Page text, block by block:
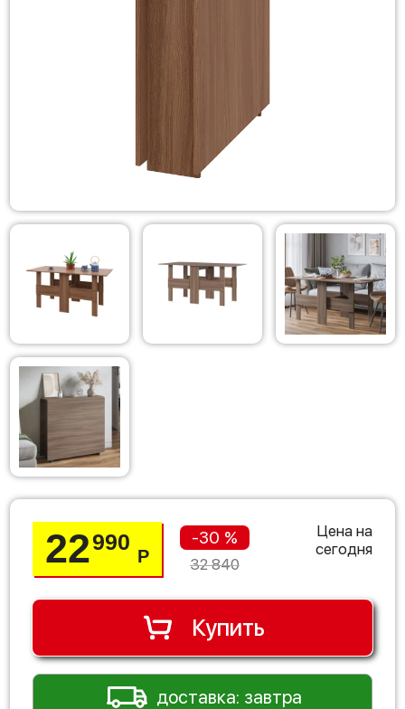
22990
Р
-30 %
32 840
Цена на
сегодня
Купить
доставка: завтра